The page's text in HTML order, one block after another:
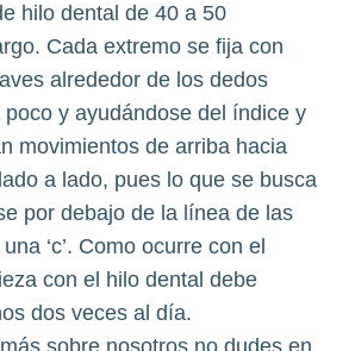
hilo dental de 40 a 50
Cada extremo se fija con
alrededor de los dedos
poco y ayudándose del índice y
movimientos de arriba hacia
a lado, pues lo que se busca
por debajo de la línea de las
‘c’. Como ocurre con el
con el hilo dental debe
dos veces al día.
sobre nosotros no dudes en